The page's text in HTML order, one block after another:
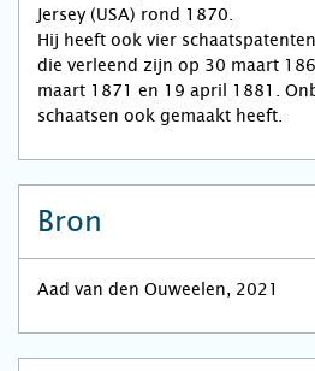
Jersey (USA) rond 1870.
Hij heeft ook vier
die verleend zijn op 30 maart
maart 1871 en 19 april 1881.
schaatsen ook gemaakt heeft.
Bron
Aad van den Ouweelen, 2021